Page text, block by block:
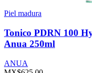
Piel madura
Tonico PDRN 100
Anua 250ml
ANUA